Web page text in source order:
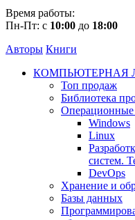
Время работы:
Пн-Пт: с 10:00 до 18:00
Авторы Книги
КОМПЬЮТЕРНАЯ
Топ продаж
Библиотека
Операционные
Windows
Linux
систем.
DevOps
Хранение и
Базы данных